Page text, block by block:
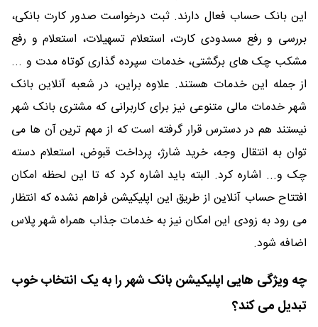
این بانک حساب فعال دارند. ثبت درخواست صدور کارت بانکی،
بررسی و رفع مسدودی کارت، استعلام تسهیلات، استعلام و رفع
مشکب چک های برگشتی، خدمات سپرده گذاری کوتاه مدت و ...
از جمله این خدمات هستند. علاوه براین، در شعبه آنلاین بانک
شهر خدمات مالی متنوعی نیز برای کاربرانی که مشتری بانک شهر
نیستند هم در دسترس قرار گرفته است که از مهم ترین آن ها می
توان به انتقال وجه، خرید شارژ، پرداخت قبوض، استعلام دسته
چک و... اشاره کرد. البته باید اشاره کرد که تا این لحظه امکان
افتتاح حساب آنلاین از طریق این اپلیکیشن فراهم نشده که انتظار
می رود به زودی این امکان نیز به خدمات جذاب همراه شهر پلاس
اضافه شود.
چه ویژگی هایی اپلیکیشن بانک شهر را به یک انتخاب خوب
تبدیل می کند؟